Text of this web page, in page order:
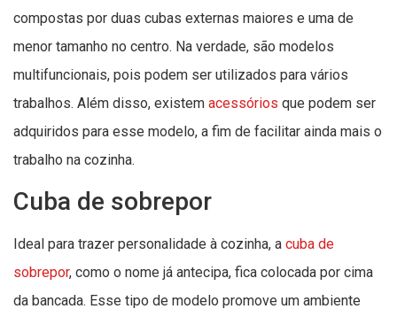
compostas por duas cubas externas maiores e uma de
menor tamanho no centro. Na verdade, são modelos
multifuncionais, pois podem ser utilizados para vários
trabalhos. Além disso, existem acessórios que podem ser
adquiridos para esse modelo, a fim de facilitar ainda mais o
trabalho na cozinha.
Cuba de sobrepor
Ideal para trazer personalidade à cozinha, a cuba de
sobrepor, como o nome já antecipa, fica colocada por cima
da bancada. Esse tipo de modelo promove um ambiente